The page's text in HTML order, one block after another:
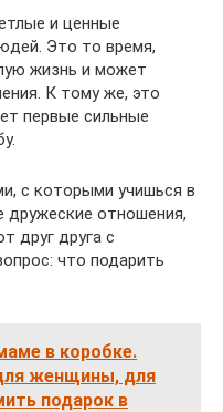
и ценные
Это то время,
жизнь и может
К тому же, это
первые сильные
с которыми учишься в
дружеские отношения,
друг друга с
что подарить
в коробке.
женщины, для
подарок в